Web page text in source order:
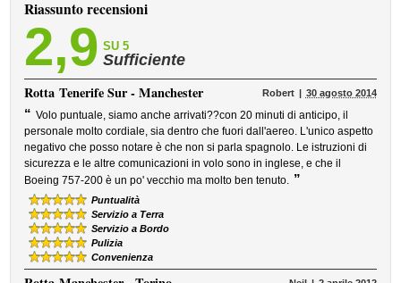
Riassunto recensioni
2,9 SU 5
Sufficiente
RottaTenerife Sur - Manchester Robert 30 agosto 2014
“ Volo puntuale, siamo anche arrivati??con 20 minuti di anticipo, il
personale molto cordiale, sia dentro che fuori dall'aereo. L'unico aspetto
negativo che posso notare è che non si parla spagnolo. Le istruzioni di
sicurezza e le altre comunicazioni in volo sono in inglese, e che il
Boeing 757-200 è un po' vecchio ma molto ben tenuto. ”
Puntualità
Servizio a Terra
Servizio a Bordo
Pulizia
Convenienza